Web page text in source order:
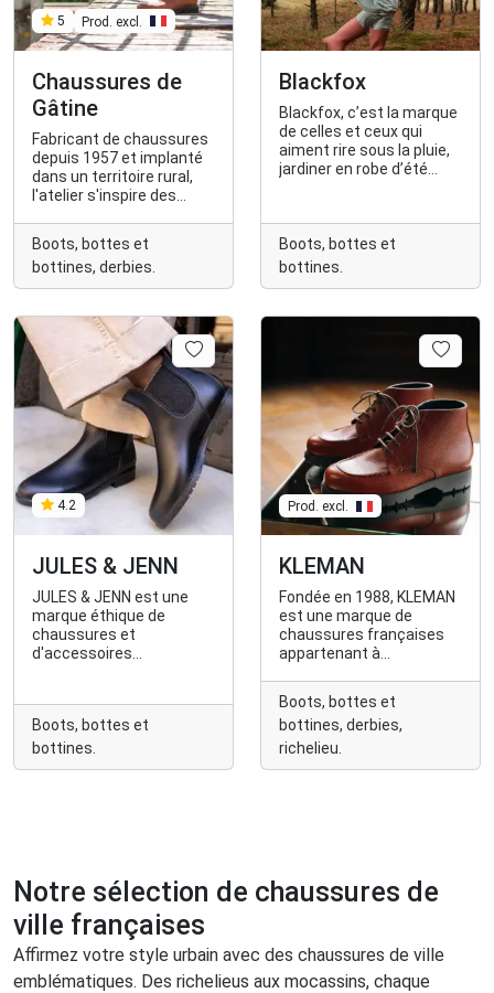
5 Prod. excl.
Chaussures de
Gâtine
Fabricant de chaussures
depuis 1957 et implanté
dans un territoire rural,
l'atelier s'inspire des
durabilité. L'ensemble des
produits est certifié
Origine France Garantie.
Boots, bottes et
bottines, derbies.
Blackfox
Blackfox, c’est la marque
de celles et ceux qui
aiment rire sous la pluie,
jardiner en robe d’été
marché !
Boots, bottes et
bottines.
4.2
JULES & JENN
JULES & JENN est une
marque éthique de
chaussures et
d'accessoires
Boots, bottes et
bottines.
Prod. excl.
KLEMAN
Fondée en 1988, KLEMAN
est une marque de
chaussures françaises
appartenant à
succès, KLEMAN allie
tradition et innovation,
passant du style
workwear à une influence
Boots, bottes et
bottines, derbies,
richelieu.
Notre sélection de chaussures de
ville françaises
Affirmez votre style urbain avec des chaussures de ville
emblématiques. Des richelieus aux mocassins, chaque